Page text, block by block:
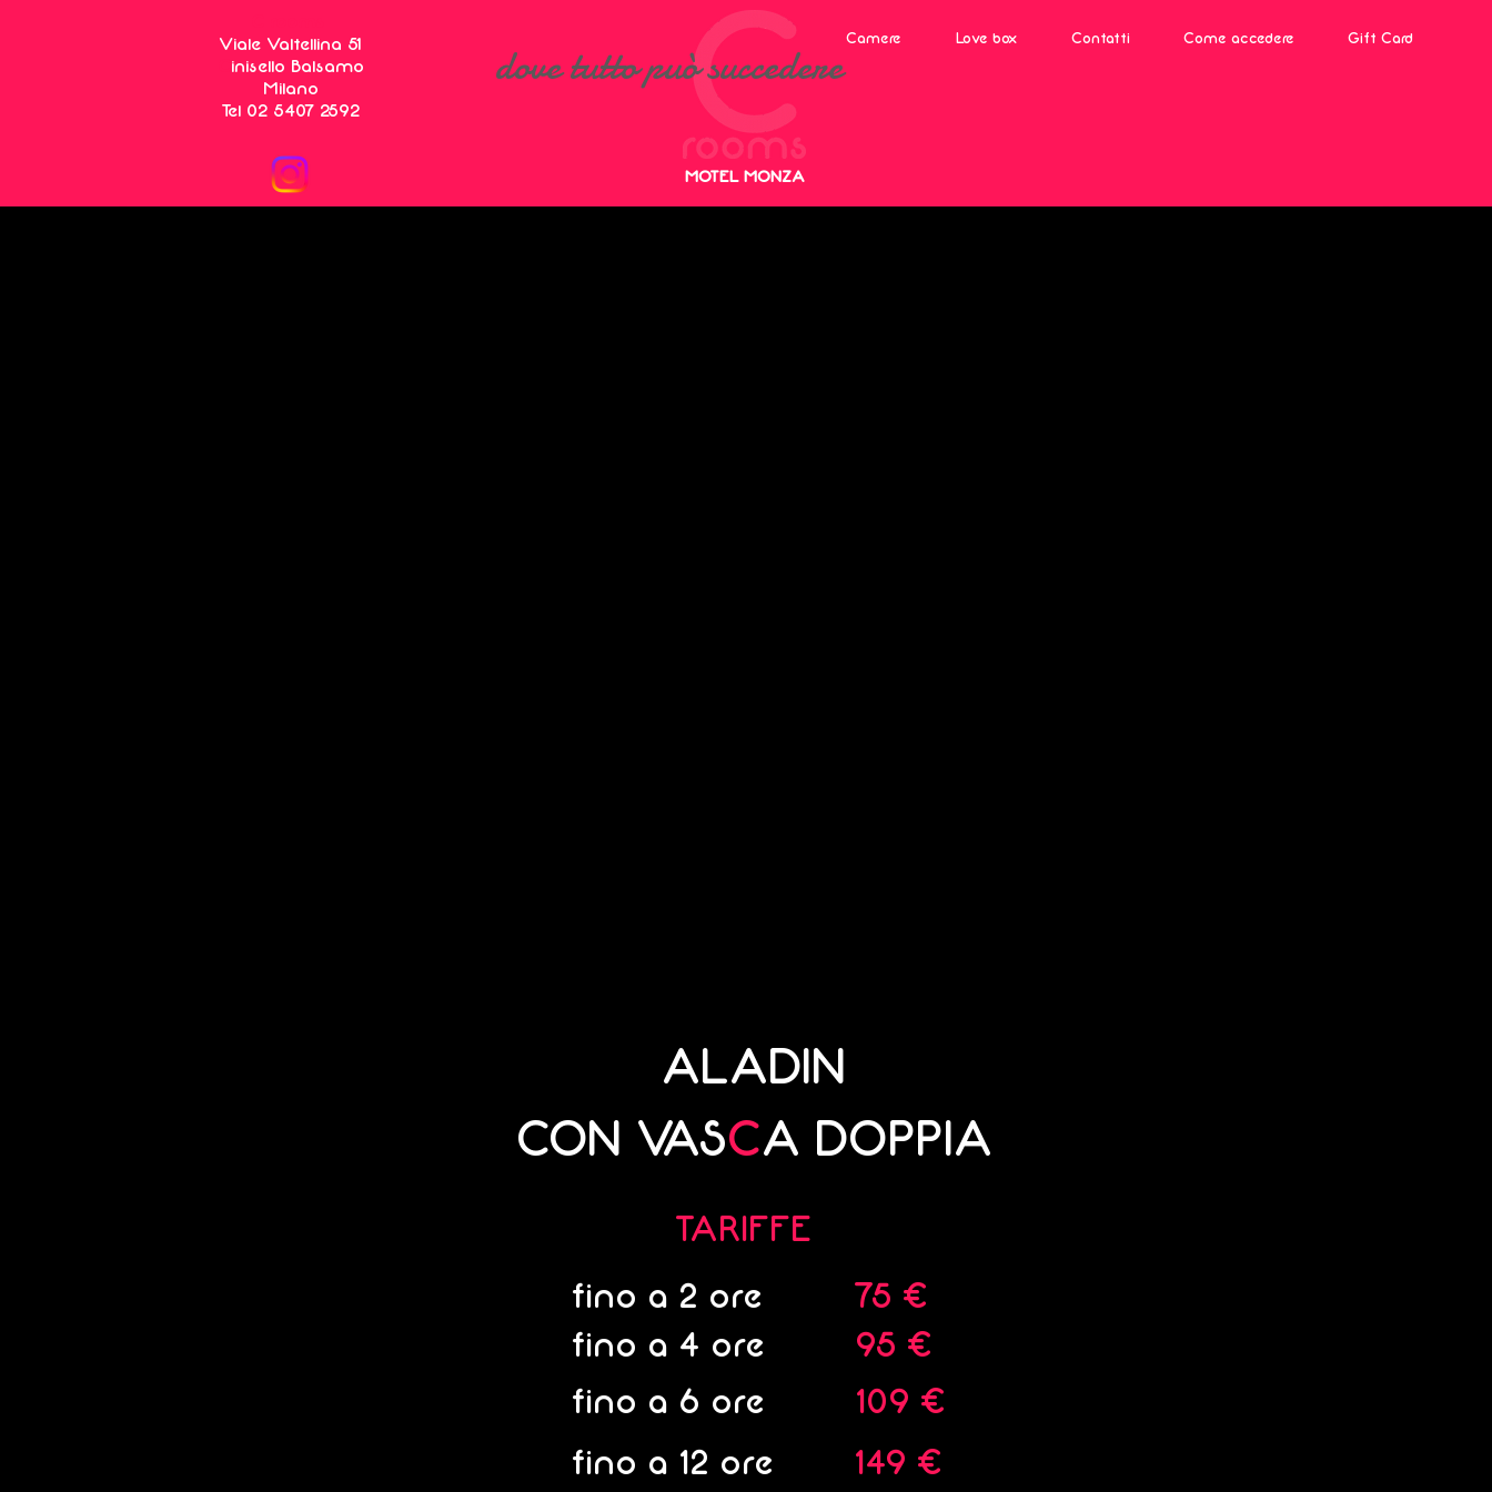
Viale Valtellina 51
inisello Balsamo
Milano
Tel 02 5407 2592
dove tutto può succedere
Camere Love box Contatti Come accedere Gift Card
MOTEL MONZA
ALADIN
CON VASCA DOPPIA
TARIFFE
fino a 2 ore
75 €
fino a 4 ore
95 €
fino a 6 ore 109 €
fino a 12 ore
149 €